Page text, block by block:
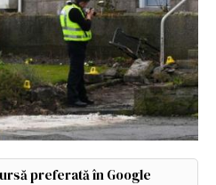
preferată în Google